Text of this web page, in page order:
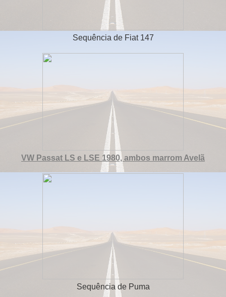
Sequência de Fiat 147
VW Passat LS e LSE 1980, ambos marrom Avelã
Sequência de Puma